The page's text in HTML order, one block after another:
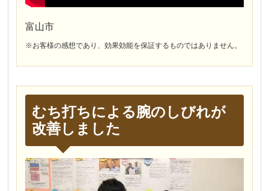
富山市
※お客様の感想であり、効果効能を保証するものではありません。
むち打ちによる腕のしびれが
改善しました